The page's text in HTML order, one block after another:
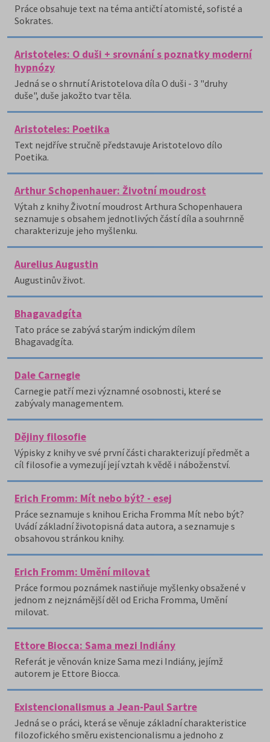
Práce obsahuje text na téma antičtí atomisté, sofisté a
Sokrates.
Aristoteles: O duši + srovnání s poznatky moderní
hypnózy
Jedná se o shrnutí Aristotelova díla O duši - 3 "druhy
duše", duše jakožto tvar těla.
Aristoteles: Poetika
Text nejdříve stručně představuje Aristotelovo dílo
Poetika.
Arthur Schopenhauer: Životní moudrost
Výtah z knihy Životní moudrost Arthura Schopenhauera
seznamuje s obsahem jednotlivých částí díla a souhrnně
charakterizuje jeho myšlenku.
Aurelius Augustin
Augustinův život.
Bhagavadgíta
Tato práce se zabývá starým indickým dílem
Bhagavadgíta.
Dale Carnegie
Carnegie patří mezi významné osobnosti, které se
zabývaly managementem.
Dějiny filosofie
Výpisky z knihy ve své první části charakterizují předmět a
cíl filosofie a vymezují její vztah k vědě i náboženství.
Erich Fromm: Mít nebo být? - esej
Práce seznamuje s knihou Ericha Fromma Mít nebo být?
Uvádí základní životopisná data autora, a seznamuje s
obsahovou stránkou knihy.
Erich Fromm: Umění milovat
Práce formou poznámek nastiňuje myšlenky obsažené v
jednom z nejznámější děl od Ericha Fromma, Umění
milovat.
Ettore Biocca: Sama mezi Indiány
Referát je věnován knize Sama mezi Indiány, jejímž
autorem je Ettore Biocca.
Existencionalismus a Jean-Paul Sartre
Jedná se o práci, která se věnuje základní charakteristice
filozofického směru existencionalismu a jednoho z